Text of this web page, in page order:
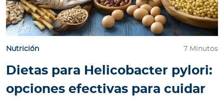
Nutrición 7 Minutos
Dietas para Helicobacter pylori:
opciones efectivas para cuidar